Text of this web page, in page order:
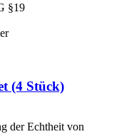
§19
(4 Stück)
der Echtheit von